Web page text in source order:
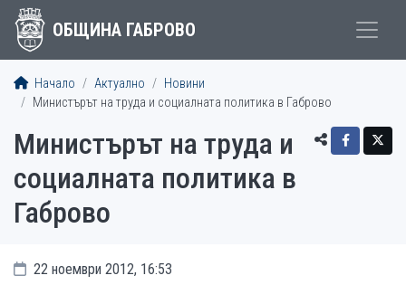
ОБЩИНА ГАБРОВО
Начало Актуално
Новини
Министърът на труда и социалната политика в Габрово
Министърът на труда и
социалната политика в
Габрово
22 ноември 2012, 16:53